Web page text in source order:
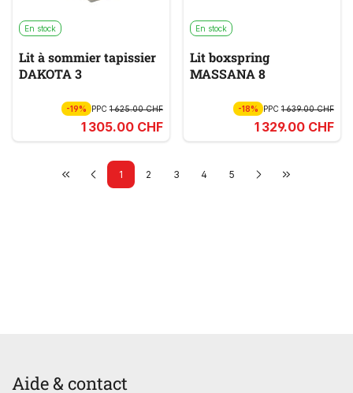
En stock
Lit à sommier tapissier
DAKOTA 3
-19% PPC 1 625.00 CHF
1 305.00 CHF
En stock
Lit boxspring
MASSANA 8
-18% PPC1 639.00 CHF
1 329.00 CHF
1 2 3 4 5
Aide & contact